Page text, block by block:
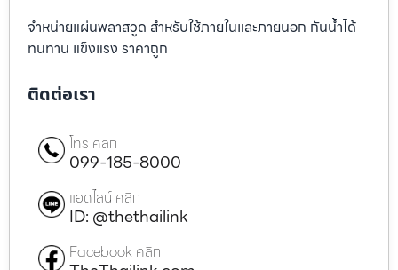
จำหน่ายแผ่นพลาสวูด สำหรับใช้ภายในและภายนอก กันน้ำได้
ทนทาน แข็งแรง ราคาถูก
ติดต่อเรา
โทร คลิก
099-185-8000
แอดไลน์ คลิก
ID: @thethailink
Facebook คลิก